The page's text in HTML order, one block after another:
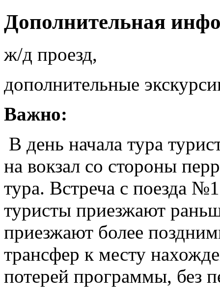
Дополнительная
ж/д проезд,
дополнительные
Важно:
В день начала тура
на вокзал со стороны
тура. Встреча с поезда
туристы приезжают
приезжают более
трансфер к месту
потерей программы, без